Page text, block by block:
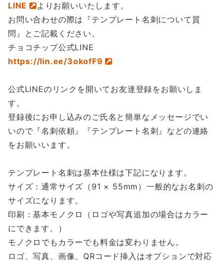
LINE
よりお願いいたします。
お問い合わせの際は『テンプレート名刺について質
問』とご記載ください。
チョコチップ公式LINE
https://lin.ee/3okofF9
公式LINEのリンクを開いてお友達登録をお願いしま
す。
登録後にお申し込みのご氏名と簡単なメッセージでい
いので『名刺依頼』『テンプレート名刺』などの連絡
をお願いいます。
テンプレート名刺は基本仕様は下記になります。
サイズ：通常サイズ（91 × 55mm）一般的なお名刺の
サイズになります。
印刷：基本モノクロ（ロゴや写真追加の場合はカラー
にできます。）
モノクロでもカラーでも料金は変わりません。
ロゴ、写真、画像、QRコード挿入はオプションで対応